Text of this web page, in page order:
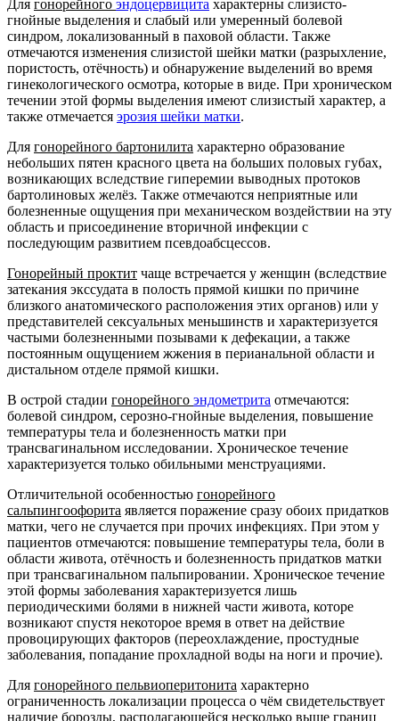
Для гонорейного эндоцервицита характерны слизисто-
гнойные выделения и слабый или умеренный болевой
синдром, локализованный в паховой области. Также
отмечаются изменения слизистой шейки матки (разрыхление,
пористость, отёчность) и обнаружение выделений во время
гинекологического осмотра, которые в виде. При хроническом
течении этой формы выделения имеют слизистый характер, а
также отмечается эрозия шейки матки.
Для гонорейного бартонилита характерно образование
небольших пятен красного цвета на больших половых губах,
возникающих вследствие гиперемии выводных протоков
бартолиновых желёз. Также отмечаются неприятные или
болезненные ощущения при механическом воздействии на эту
область и присоединение вторичной инфекции с
последующим развитием псевдоабсцессов.
Гонорейный проктит чаще встречается у женщин (вследствие
затекания экссудата в полость прямой кишки по причине
близкого анатомического расположения этих органов) или у
представителей сексуальных меньшинств и характеризуется
частыми болезненными позывами к дефекации, а также
постоянным ощущением жжения в перианальной области и
дистальном отделе прямой кишки.
В острой стадии гонорейного эндометрита отмечаются:
болевой синдром, серозно-гнойные выделения, повышение
температуры тела и болезненность матки при
трансвагинальном исследовании. Хроническое течение
характеризуется только обильными менструациями.
Отличительной особенностью гонорейного
сальпингоофорита является поражение сразу обоих придатков
матки, чего не случается при прочих инфекциях. При этом у
пациентов отмечаются: повышение температуры тела, боли в
области живота, отёчность и болезненность придатков матки
при трансвагинальном пальпировании. Хроническое течение
этой формы заболевания характеризуется лишь
периодическими болями в нижней части живота, которе
возникают спустя некоторое время в ответ на действие
провоцирующих факторов (переохлаждение, простудные
заболевания, попадание прохладной воды на ноги и прочие).
Для гонорейного пельвиоперитонита характерно
ограниченность локализации процесса о чём свидетельствует
наличие борозды, располагающейся несколько выше границ